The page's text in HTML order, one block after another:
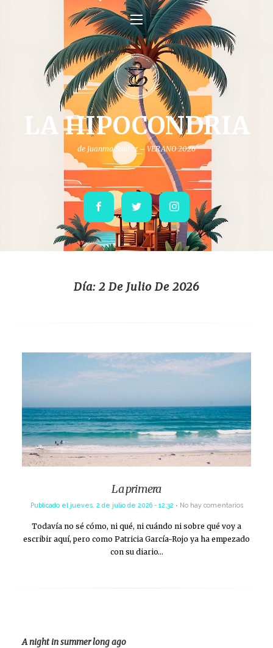
LA HIPOCONDRIA
de Juanma Suárez – VERANO 2026
Facebook Twitter Instagram
Día: 2 De Julio De 2026
La primera
Publicado el jueves, 2 de julio de 2026 - 12:32 No hay comentarios
Todavía no sé cómo, ni qué, ni cuándo ni sobre qué voy a
escribir aquí, pero como Patricia García-Rojo ya ha empezado
con su diario…
A night in summer long ago